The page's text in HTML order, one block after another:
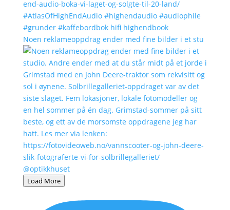
Noen reklameoppdrag ender med fine bilder i et stu
Load More